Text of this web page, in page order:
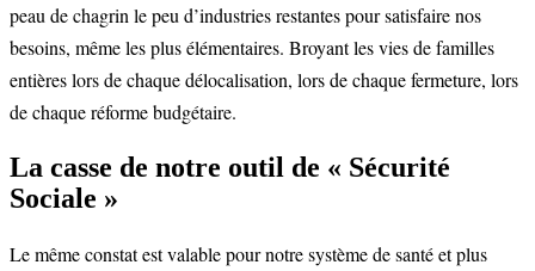
peau de chagrin le peu d’industries restantes pour satisfaire nos
besoins, même les plus élémentaires. Broyant les vies de familles
entières lors de chaque délocalisation, lors de chaque fermeture, lors
de chaque réforme budgétaire.
La casse de notre outil de « Sécurité
Sociale »
Le même constat est valable pour notre système de santé et plus